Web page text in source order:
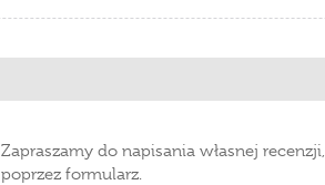
Zapraszamy do napisania własnej
poprzez formularz.